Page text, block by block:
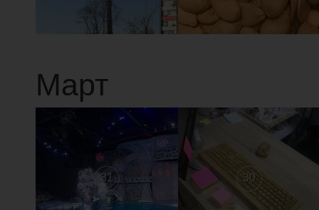
Март
31 30